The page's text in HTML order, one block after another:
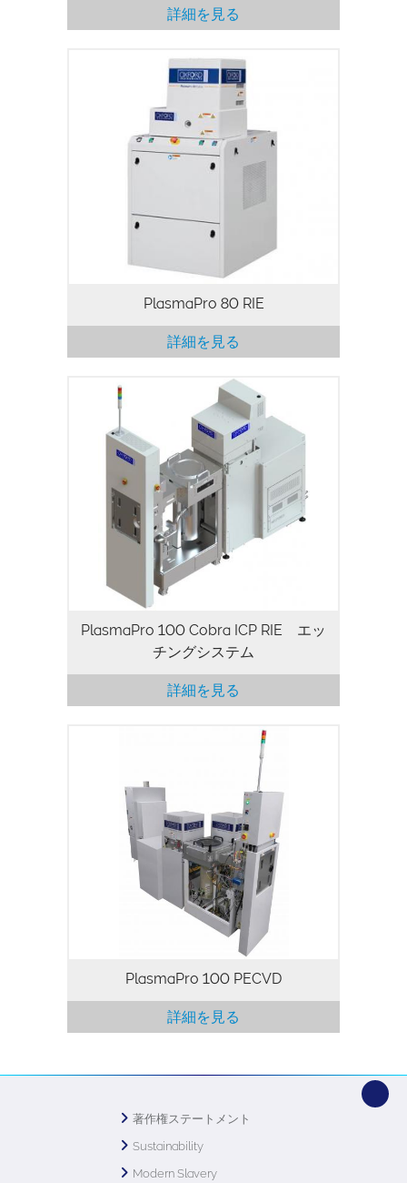
詳細を見る
PlasmaPro 80 リアクティブイオンエッチ
ング（RIE）は、コンパクトな省スペース
のシステムであり、多様なエッチングとデ
ポジションのソリューションを、使い易い
大気装入方式で実現できます。設置や使用
が簡単ですが、プロセスの品質はそのまま
入と抽出を可能にし、研究やプロトタイ
プ、少量生産に理想的です。最適化された
電極冷却および優れた基板温度の制御によ
り、高性能プロセスを実現します。
PlasmaPro 80 RIE
詳細を見る
PlasmaPro 100 Cobra ICP RIE システム
では、高密度誘導結合プラズマを使用し
て、高速なエッチングレートを実現しま
す。このプロセスモジュールは、GaAs や
InP レーザーオプトエレクトロニクス、
SiC や GaNのパワーエレクトロニクスや
RF デバイス、MEMS やセンサーなど、多
くの分野で使用されている、 200 mm ま
でのウェハサイズに対応し、優れた均一
性、高スループット、高精度、低ダメージ
のプロセスを提供しています。
PlasmaPro 100 Cobra ICP RIE エッ
チングシステム
詳細を見る
PlasmaPro 100 PECVD システムは、屈
折率、応力、電気特性、ウェットケミカル
エッチング速度などの膜特性を制御し、優
れた均一性を持つ高品質な薄膜製造用の特
別に設計されたシステムです。当社の最先
端のプラズマ CVD システムは、絶縁膜の
パッシベーション（例：SiO2、SixNy）、
炭化ケイ素、アモルファスシリコン、ハー
ドマスク蒸着、反射防止コーティングに適
しています。
PlasmaPro 100 PECVD
詳細を見る
著作権ステートメント
Sustainability
Modern Slavery